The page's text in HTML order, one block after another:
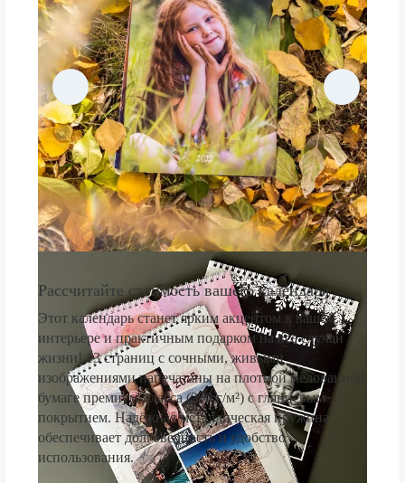
Рассчитайте стоимость вашего календаря
Этот календарь станет ярким акцентом в вашем
интерьере и практичным подарком на все случаи
жизни! 13 страниц с сочными, живыми
изображениями напечатаны на плотной мелованной
бумаге премиум-класса (250 г/м²) с глянцевым
покрытием. Надёжная металлическая пружина
обеспечивает долговечность и удобство
использования.